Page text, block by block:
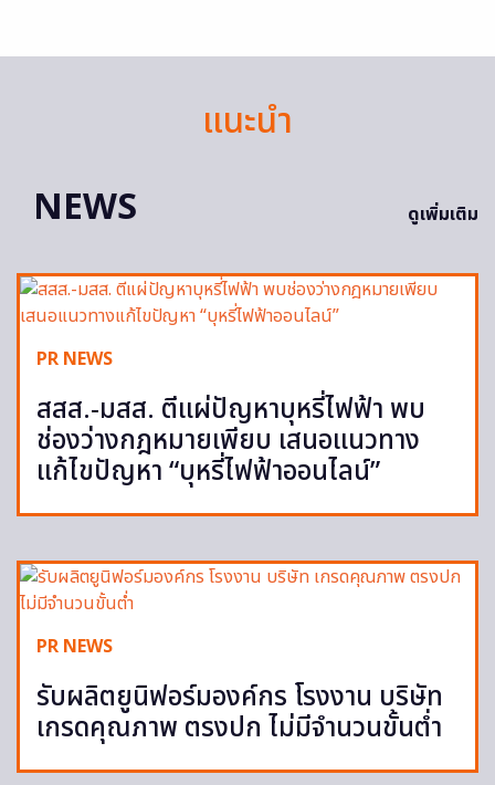
แนะนำ
NEWS
ดูเพิ่มเติม
PR NEWS
สสส.-มสส. ตีแผ่ปัญหาบุหรี่ไฟฟ้า พบ
ช่องว่างกฎหมายเพียบ เสนอแนวทาง
แก้ไขปัญหา “บุหรี่ไฟฟ้าออนไลน์”
PR NEWS
รับผลิตยูนิฟอร์มองค์กร โรงงาน บริษัท
เกรดคุณภาพ ตรงปก ไม่มีจำนวนขั้นต่ำ